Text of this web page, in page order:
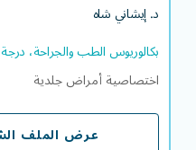
د. إيشاني شاه
بكالوريوس الطب والجراحة،
اختصاصية أمراض جلدية
عرض الملف
عرض الملف